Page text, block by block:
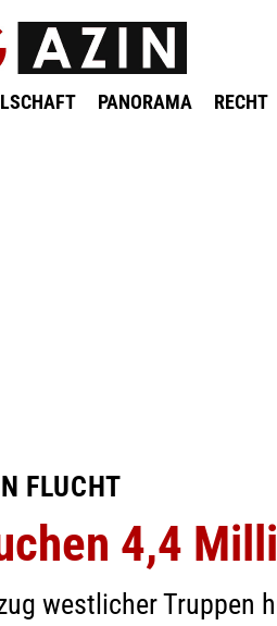
PANORAMA RECHT
FLUCHT
4,4
westlicher Truppen